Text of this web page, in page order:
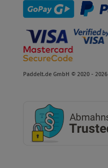
Paddelt.de GmbH © 2020 - 2026